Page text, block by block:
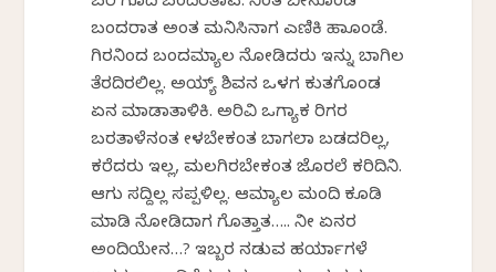
ಬಂದರಾತ ಅಂತ ಮನಿಸಿನಾಗ ಎಣಿಕಿ ಹಾಕೊಂಡೆ.
ಗಿರನಿಂದ ಬಂದಮ್ಯಾಲ ನೋಡಿದರು ಇನ್ನು ಬಾಗಿಲ
ತೆರದಿರಲಿಲ್ಲ. ಅಯ್ಯ್ ಶಿವನ ಒಳಗ ಕುತಗೊಂಡ
ಏನ ಮಾಡಾತಾಳಿಕಿ. ಅರಿವಿ ಒಗ್ಯಾಕ ಕೆರಿಗರ
ಬರತಾಳೆನಂತ ಕೇಳಬೇಕಂತ ಬಾಗಲಾ ಬಡದರಿಲ್ಲ,
ಕರೆದರು ಇಲ್ಲ, ಮಲಗಿರಬೇಕಂತ ಜೊರಲೆ ಕರಿದಿನಿ.
ಆಗು ಸದ್ದಿಲ್ಲ ಸಪ್ಪಳಿಲ್ಲ. ಆಮ್ಯಾಲ ಮಂದಿ ಕೂಡಿ
ಮಾಡಿ ನೋಡಿದಾಗ ಗೊತ್ತಾತ….. ನೀ ಏನರ
ಅಂದಿಯೇನ…? ಇಬ್ಬರ ನಡುವ ಹರ್ಯಾಗಳೆ